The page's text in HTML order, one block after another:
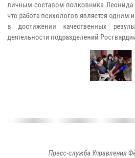
личным составом полковника Леонида
что работа психологов является
в достижении качественных
деятельности подразделений
Пресс-служба Управления